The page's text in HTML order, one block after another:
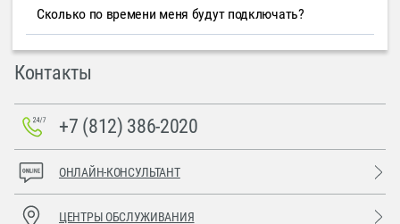
Сколько по времени меня будут подключать?
Контакты
+7 (812) 386-2020
ОНЛАЙН-КОНСУЛЬТАНТ
ЦЕНТРЫ ОБСЛУЖИВАНИЯ